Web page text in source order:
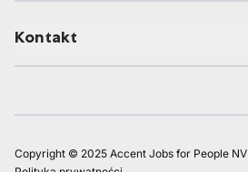
Kontakt
Copyright © 2025 Accent Jobs for People NV